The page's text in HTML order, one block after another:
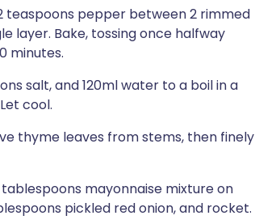
teaspoons pepper between 2 rimmed
layer. Bake, tossing once halfway
minutes.
salt, and 120ml water to a boil in a
cool.
thyme leaves from stems, then finely
mayonnaise mixture on
pickled red onion, and rocket.